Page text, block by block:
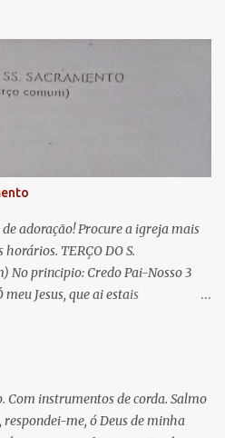
estes vossos olhos
depois deste desterro, mostrai-nos
ventre, ó clemente, ó piedosa, ó
por nós Santa Mãe de Deus.
de Cristo. Amém.
adoração! Procure a igreja mais
TERÇO DO S.
No principio: Credo Pai-Nosso 3
Jesus, que ai estais
Sacramento de Amor!
Vosso perdão e a Vossa
Louvores e graças se deem a
Com instrumentos de corda. Salmo
respondei-me, ó Deus de minha